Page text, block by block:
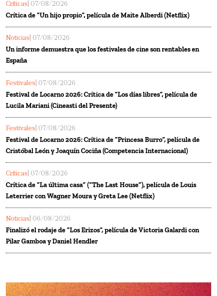
Críticas | 07/08/2026
Crítica de “Un hijo propio”, película de Maite Alberdi (Netflix)
Noticias | 07/08/2026
Un informe demuestra que los festivales de cine son rentables en
España
Festivales | 07/08/2026
Festival de Locarno 2026: Crítica de “Los días libres”, película de
Lucila Mariani (Cineasti del Presente)
Festivales | 07/08/2026
Festival de Locarno 2026: Crítica de “Princesa Burro”, película de
Cristóbal León y Joaquín Cociña (Competencia Internacional)
Críticas | 07/08/2026
Crítica de “La última casa” (“The Last House”), película de Louis
Leterrier con Wagner Moura y Greta Lee (Netflix)
Noticias | 06/08/2026
Finalizó el rodaje de “Los Erizos”, película de Victoria Galardi con
Pilar Gamboa y Daniel Hendler